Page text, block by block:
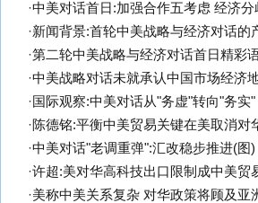
·中美对话首日:加强合作五考虑 经济分
·新闻背景:首轮中美战略与经济对话的
·第二轮中美战略与经济对话首日精彩
·中美战略对话未就承认中国市场经济
· 国际观察:中美对话从"务虚"转向"务实"
·陈德铭:平衡中美贸易关键在美取消对
·中美对话"老调重弹":汇改稳步推进(图)
·许超:美对华高科技出口限制成中美贸
·美称中美关系复杂 对华政策将顾及亚